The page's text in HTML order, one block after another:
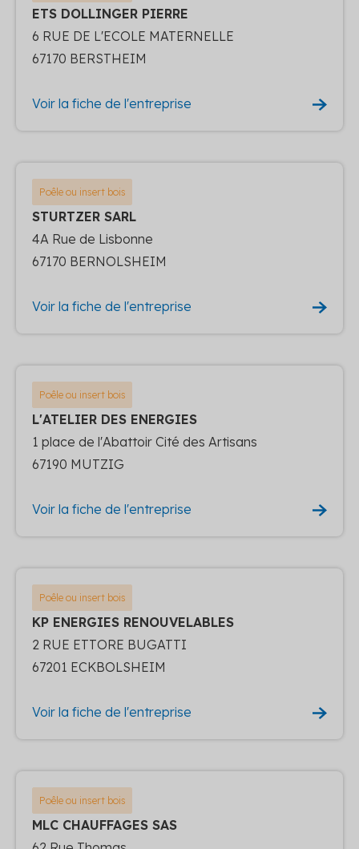
ETS DOLLINGER PIERRE
6 RUE DE L'ECOLE MATERNELLE
67170 BERSTHEIM
Voir la fiche de l'entreprise
Poêle ou insert bois
STURTZER SARL
4A Rue de Lisbonne
67170 BERNOLSHEIM
Voir la fiche de l'entreprise
Poêle ou insert bois
L'ATELIER DES ENERGIES
1 place de l'Abattoir Cité des Artisans
67190 MUTZIG
Voir la fiche de l'entreprise
Poêle ou insert bois
KP ENERGIES RENOUVELABLES
2 RUE ETTORE BUGATTI
67201 ECKBOLSHEIM
Voir la fiche de l'entreprise
Poêle ou insert bois
MLC CHAUFFAGES SAS